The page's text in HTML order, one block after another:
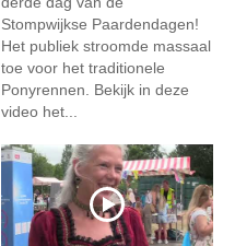
Stompwijkse Paardendagen!
Het publiek stroomde massaal
toe voor het traditionele
Ponyrennen. Bekijk in deze
video het...